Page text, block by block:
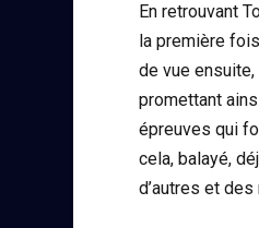
En retrouvant
la première
de vue
promettant
épreuves qui
cela, balayé,
d’autres et